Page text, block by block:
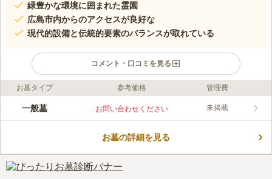
緑豊かな環境に囲まれた霊園
広島市内からのアクセスが良好な
現代的設備と伝統的要素のバランスが取れている
コメント・口コミを見る
口コミ評価
この霊園はまだ誰からも評価されていません。
お墓タイプ 参考価格 管理費
一般墓 お問い合わせください 未掲載
お墓の詳細を見る